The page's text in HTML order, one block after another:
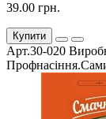
39.00 грн.
Купити
Арт.30-020